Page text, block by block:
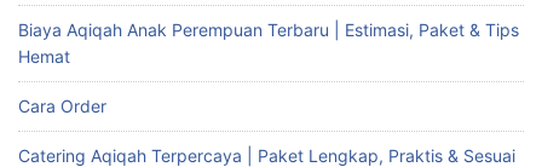
Biaya Aqiqah Anak Perempuan Terbaru | Estimasi, Paket & Tips
Hemat
Cara Order
Catering Aqiqah Terpercaya | Paket Lengkap, Praktis & Sesuai